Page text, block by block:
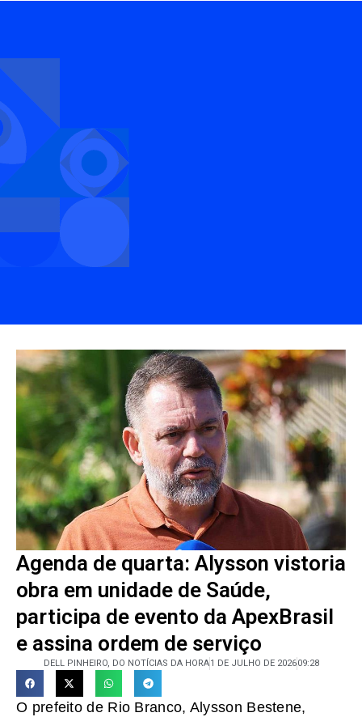
Agenda de quarta: Alysson vistoria
obra em unidade de Saúde,
participa de evento da ApexBrasil
e assina ordem de serviço
DELL PINHEIRO, DO NOTÍCIAS DA HORA1 DE JULHO DE 202609:28
O prefeito de Rio Branco, Alysson Bestene,